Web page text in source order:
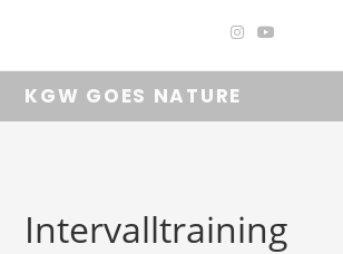
springen
KGW GOES NATURE
Intervalltraining